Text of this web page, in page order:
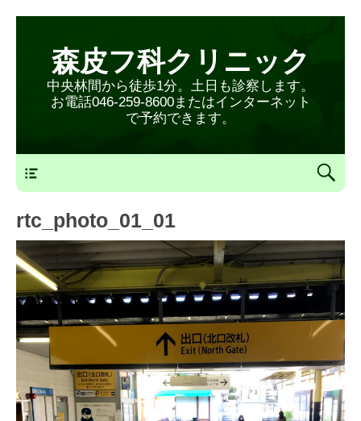
森皮フ科クリニック
中央林間から徒歩1分。土日も診察します。
お電話046-259-8600またはインターネット
で予約できます。
rtc_photo_01_01